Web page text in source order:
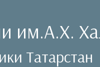
им.А.Х.
Татарстан